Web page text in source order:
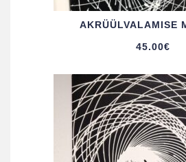
AKRÜÜL­VALAMISE
45.00€